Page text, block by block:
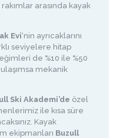
arasında kayak
Evi‘nin ayrıcaklarını
seviyelere hitap
de %10 ile %50
mekanik
Ski Akademi’de özel
ile kısa süre
Kayak
ekipmanları Buzull